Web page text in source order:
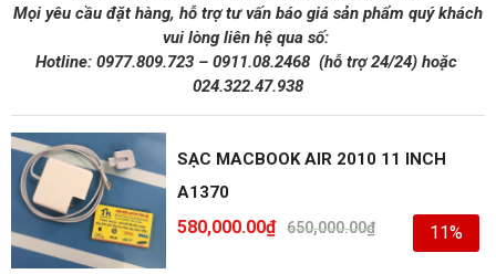
Mọi yêu cầu đặt hàng, hỗ trợ tư vấn báo giá sản phẩm quý khách
vui lòng liên hệ qua số:
Hotline: 0977.809.723– 0911.08.2468 (hỗ trợ 24/24)hoặc
024.322.47.938
SẠC MACBOOK AIR 2010 11 INCH
A1370
650,000.00₫
580,000.00₫ 11%